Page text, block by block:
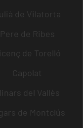
de Vilatorta
Pere de Ribes
de Torelló
Capolat
del Vallès
de Montclús